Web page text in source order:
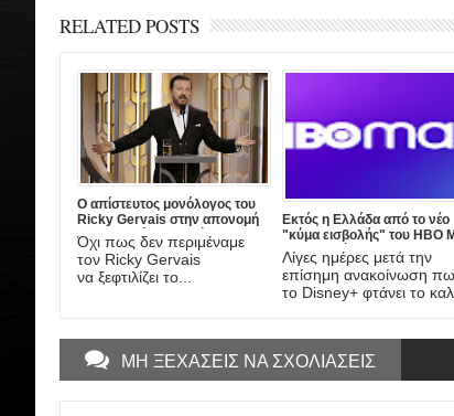
RELATED POSTS
Ο απίστευτος μονόλογος του
Ricky Gervais στην απονομή
των Χρυσών Σφαιρών που
σόκαρε τους πάντες
Όχι πως δεν περιμέναμε
τον Ricky Gervais
να ξεφτιλίζει το...
Εκτός η Ελλάδα από το νέο
"κύμα εισβολής" του HBO
στην Ευρώπη
Λίγες ημέρες μετά την
επίσημη ανακοίνωση
το Disney+ φτάνει το
ΜΗ ΞΕΧΑΣΕΙΣ ΝΑ ΣΧΟΛΙΑΣΕΙΣ